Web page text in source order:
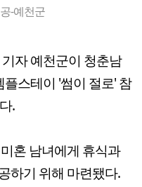
-예천군
자 예천군이 청춘남
스테이 '썸이 절로' 참
.
혼 남녀에게 휴식과
하기 위해 마련됐다.